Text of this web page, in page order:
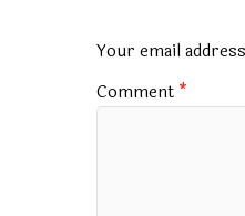
o
k
p
p
Your email
Comment *